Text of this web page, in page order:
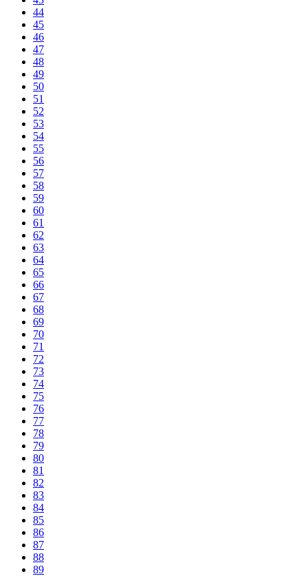
44
45
46
47
48
49
50
51
52
53
54
55
56
57
58
59
60
61
62
63
64
65
66
67
68
69
70
71
72
73
74
75
76
77
78
79
80
81
82
83
84
85
86
87
88
89